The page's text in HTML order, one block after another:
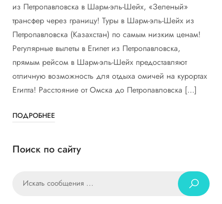
из Петропавловска в Шарм-эль-Шейх, «Зеленый»
трансфер через границу! Туры в Шарм-эль-Шейх из
Петропавловска (Казахстан) по самым низким ценам!
Регулярные вылеты в Египет из Петропавловска,
прямым рейсом в Шарм-эль-Шейх предоставляют
отличную возможность для отдыха омичей на курортах
Египта! Расстояние от Омска до Петропавловска […]
ПОДРОБНЕЕ
Поиск по сайту